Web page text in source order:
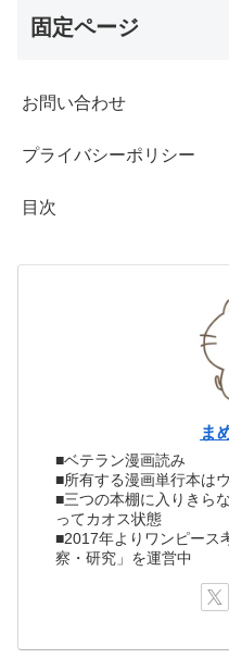
固定ページ
お問い合わせ
プライバシーポリシー
目次
ま
■ベテラン漫画読み
■所有する漫画単行本は
■三つの本棚に入りきら
ってカオス状態
■2017年よりワンピース
察・研究」を運営中